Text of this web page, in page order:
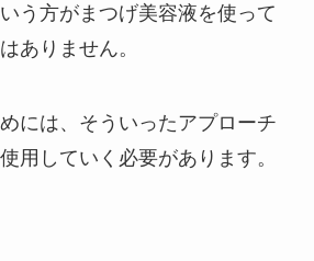
う方がまつげ美容液を使って
ありません。
には、そういったアプローチ
用していく必要があります。